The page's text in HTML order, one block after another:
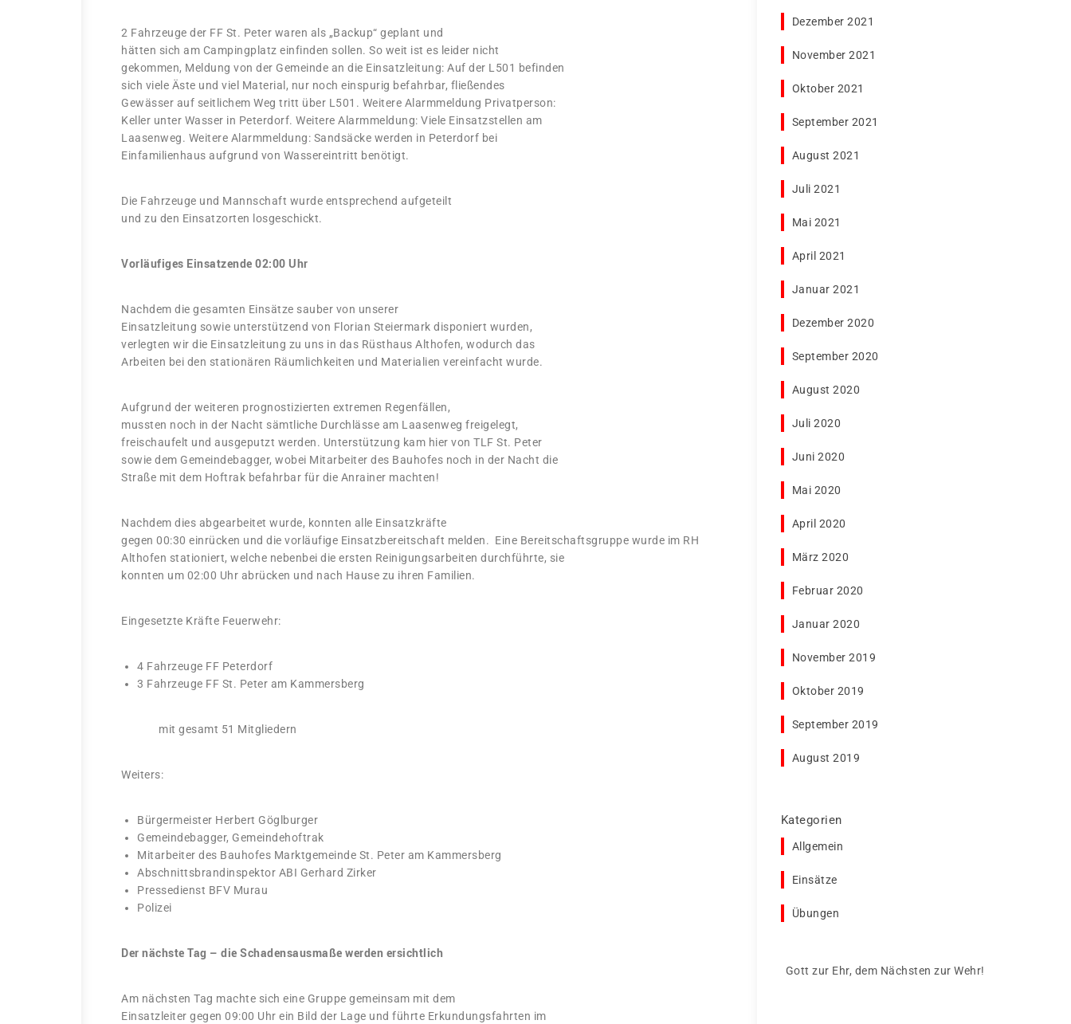
2 Fahrzeuge der FF St. Peter waren als „Backup“ geplant und
hätten sich am Campingplatz einfinden sollen. So weit ist es leider nicht
gekommen, Meldung von der Gemeinde an die Einsatzleitung: Auf der L501 befinden
sich viele Äste und viel Material, nur noch einspurig befahrbar, fließendes
Gewässer auf seitlichem Weg tritt über L501. Weitere Alarmmeldung Privatperson:
Keller unter Wasser in Peterdorf. Weitere Alarmmeldung: Viele Einsatzstellen am
Laasenweg. Weitere Alarmmeldung: Sandsäcke werden in Peterdorf bei
Einfamilienhaus aufgrund von Wassereintritt benötigt.
Die Fahrzeuge und Mannschaft wurde entsprechend aufgeteilt
und zu den Einsatzorten losgeschickt.
Vorläufiges Einsatzende 02:00 Uhr
Nachdem die gesamten Einsätze sauber von unserer
Einsatzleitung sowie unterstützend von Florian Steiermark disponiert wurden,
verlegten wir die Einsatzleitung zu uns in das Rüsthaus Althofen, wodurch das
Arbeiten bei den stationären Räumlichkeiten und Materialien vereinfacht wurde.
Aufgrund der weiteren prognostizierten extremen Regenfällen,
mussten noch in der Nacht sämtliche Durchlässe am Laasenweg freigelegt,
freischaufelt und ausgeputzt werden. Unterstützung kam hier von TLF St. Peter
sowie dem Gemeindebagger, wobei Mitarbeiter des Bauhofes noch in der Nacht die
Straße mit dem Hoftrak befahrbar für die Anrainer machten!
Nachdem dies abgearbeitet wurde, konnten alle Einsatzkräfte
gegen 00:30 einrücken und die vorläufige Einsatzbereitschaft melden. Eine Bereitschaftsgruppe wurde im RH
Althofen stationiert, welche nebenbei die ersten Reinigungsarbeiten durchführte, sie
konnten um 02:00 Uhr abrücken und nach Hause zu ihren Familien.
Eingesetzte Kräfte Feuerwehr:
4 Fahrzeuge FF Peterdorf
3 Fahrzeuge FF St. Peter am Kammersberg
mit gesamt 51 Mitgliedern
Weiters:
Bürgermeister Herbert Göglburger
Gemeindebagger, Gemeindehoftrak
Mitarbeiter des Bauhofes Marktgemeinde St. Peter am Kammersberg
Abschnittsbrandinspektor ABI Gerhard Zirker
Pressedienst BFV Murau
Polizei
Der nächste Tag – die Schadensausmaße werden ersichtlich
Am nächsten Tag machte sich eine Gruppe gemeinsam mit dem
Einsatzleiter gegen 09:00 Uhr ein Bild der Lage und führte Erkundungsfahrten im
Dezember 2021
November 2021
Oktober 2021
September 2021
August 2021
Juli 2021
Mai 2021
April 2021
Januar 2021
Dezember 2020
September 2020
August 2020
Juli 2020
Juni 2020
Mai 2020
April 2020
März 2020
Februar 2020
Januar 2020
November 2019
Oktober 2019
September 2019
August 2019
Kategorien
Allgemein
Einsätze
Übungen
Gott zur Ehr, dem Nächsten zur Wehr!